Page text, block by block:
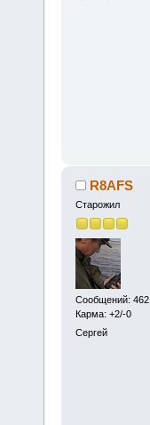
R8AFS
Старожил
Сообщений: 462
Карма: +2/-0
Сергей